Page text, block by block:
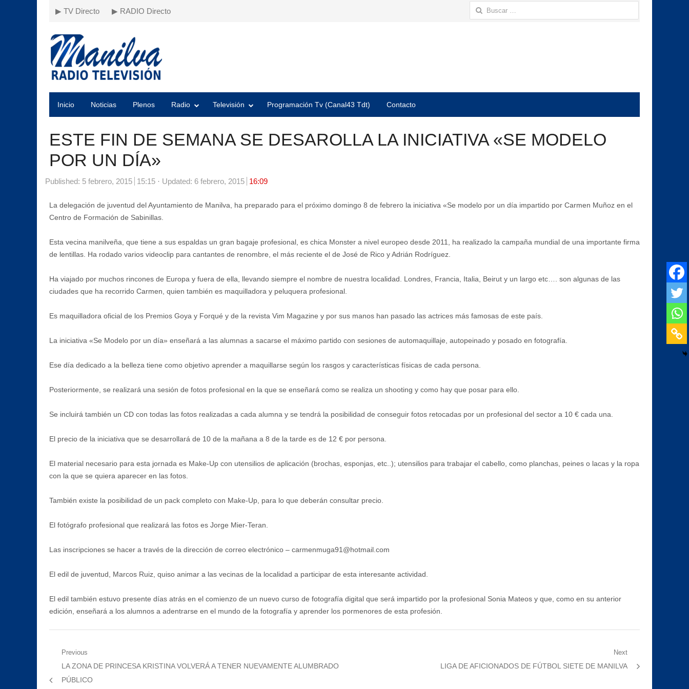
▶ TV Directo ▶ RADIO Directo Buscar:
Inicio Noticias Plenos Radio Televisión Programación Tv (Canal43 Tdt) Contacto
ESTE FIN DE SEMANA SE DESAROLLA LA INICIATIVA «SE MODELO
POR UN DÍA»
Published: 5 febrero, 2015 15:15 Updated: 6 febrero, 2015 16:09
La delegación de juventud del Ayuntamiento de Manilva, ha preparado para el próximo domingo 8 de febrero la iniciativa «Se modelo por un día impartido por Carmen Muñoz en el
Centro de Formación de Sabinillas.
Esta vecina manilveña, que tiene a sus espaldas un gran bagaje profesional, es chica Monster a nivel europeo desde 2011, ha realizado la campaña mundial de una importante firma
de lentillas. Ha rodado varios videoclip para cantantes de renombre, el más reciente el de José de Rico y Adrián Rodríguez.
Ha viajado por muchos rincones de Europa y fuera de ella, llevando siempre el nombre de nuestra localidad. Londres, Francia, Italia, Beirut y un largo etc…. son algunas de las
ciudades que ha recorrido Carmen, quien también es maquilladora y peluquera profesional.
Es maquilladora oficial de los Premios Goya y Forqué y de la revista Vim Magazine y por sus manos han pasado las actrices más famosas de este país.
La iniciativa «Se Modelo por un día» enseñará a las alumnas a sacarse el máximo partido con sesiones de automaquillaje, autopeinado y posado en fotografía.
Ese día dedicado a la belleza tiene como objetivo aprender a maquillarse según los rasgos y características físicas de cada persona.
Posteriormente, se realizará una sesión de fotos profesional en la que se enseñará como se realiza un shooting y como hay que posar para ello.
Se incluirá también un CD con todas las fotos realizadas a cada alumna y se tendrá la posibilidad de conseguir fotos retocadas por un profesional del sector a 10 € cada una.
El precio de la iniciativa que se desarrollará de 10 de la mañana a 8 de la tarde es de 12 € por persona.
El material necesario para esta jornada es Make-Up con utensilios de aplicación (brochas, esponjas, etc..); utensilios para trabajar el cabello, como planchas, peines o lacas y la ropa
con la que se quiera aparecer en las fotos.
También existe la posibilidad de un pack completo con Make-Up, para lo que deberán consultar precio.
El fotógrafo profesional que realizará las fotos es Jorge Mier-Teran.
Las inscripciones se hacer a través de la dirección de correo electrónico – carmenmuga91@hotmail.com
El edil de juventud, Marcos Ruiz, quiso animar a las vecinas de la localidad a participar de esta interesante actividad.
El edil también estuvo presente días atrás en el comienzo de un nuevo curso de fotografía digital que será impartido por la profesional Sonia Mateos y que, como en su anterior
edición, enseñará a los alumnos a adentrarse en el mundo de la fotografía y aprender los pormenores de esta profesión.
Navegación
Previous
Previous
post:
LA ZONA DE PRINCESA KRISTINA VOLVERÁ A TENER NUEVAMENTE ALUMBRADO
PÚBLICO
Next
Next
LIGA DE AFICIONADOS DE FÚTBOL SIETE DE MANILVA